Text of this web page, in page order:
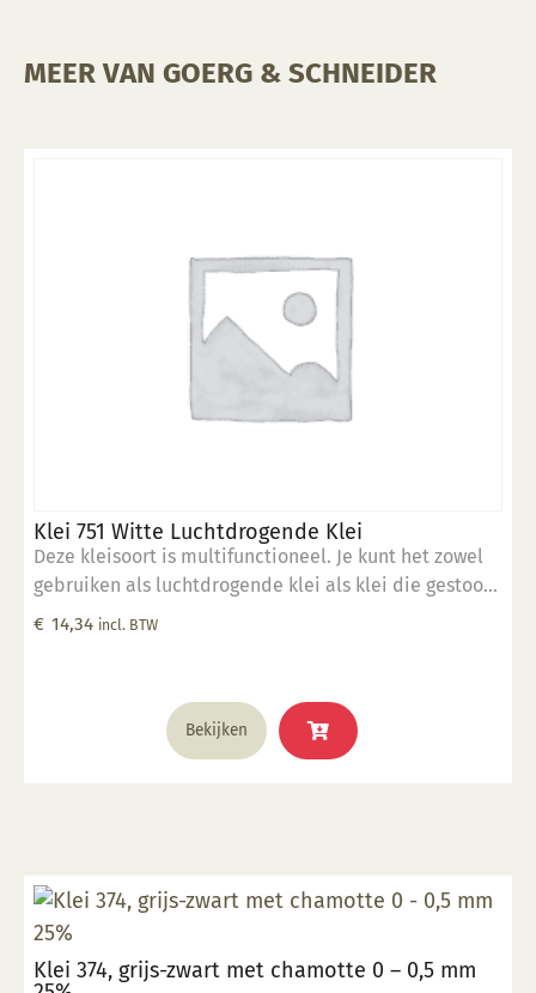
MEER VAN GOERG & SCHNEIDER
Klei 751 Witte Luchtdrogende Klei
Deze kleisoort is multifunctioneel. Je kunt het zowel
gebruiken als luchtdrogende klei als klei die gestookt
kan worden. Wanneer je de klei niet gaat stoken is het
€ 14,34 incl. BTW
Bekijken
Klei 374, grijs-zwart met chamotte 0 – 0,5 mm